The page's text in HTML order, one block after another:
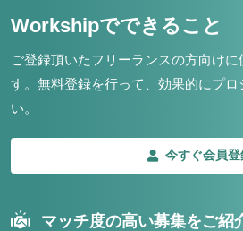
Workshipでできること
ご登録頂いたフリーランスの方向け
す。 無料登録を行って、効果的にプロ
い。
今すぐ会員登
マッチ度の高い募集をご紹